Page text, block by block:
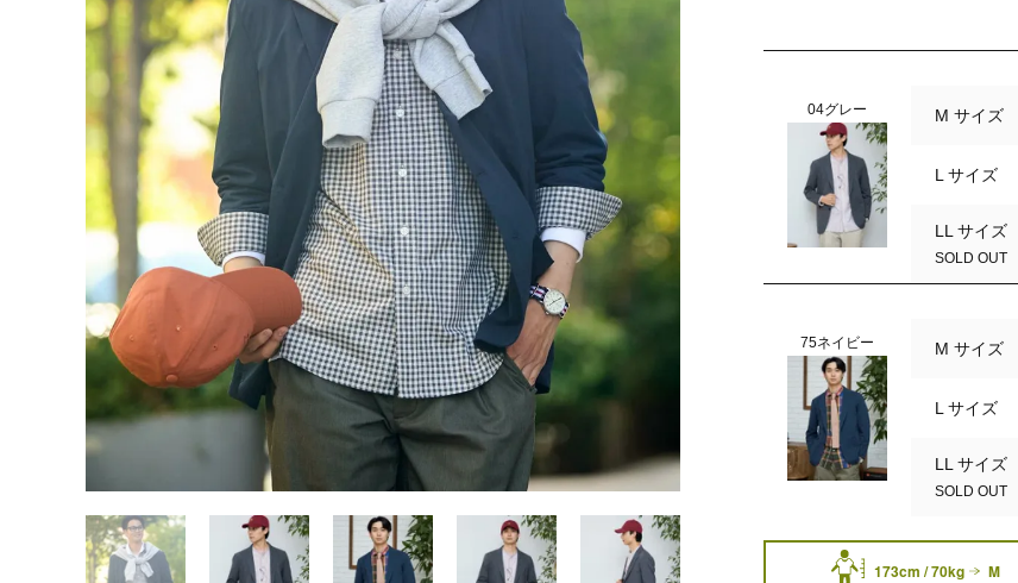
04グレー
04グレー M サイズ
L サイズ
LL サイズ
SOLD OUT
75ネイビー M サイズ
L サイズ
LL サイズ
SOLD OUT
173cm / 70kg M